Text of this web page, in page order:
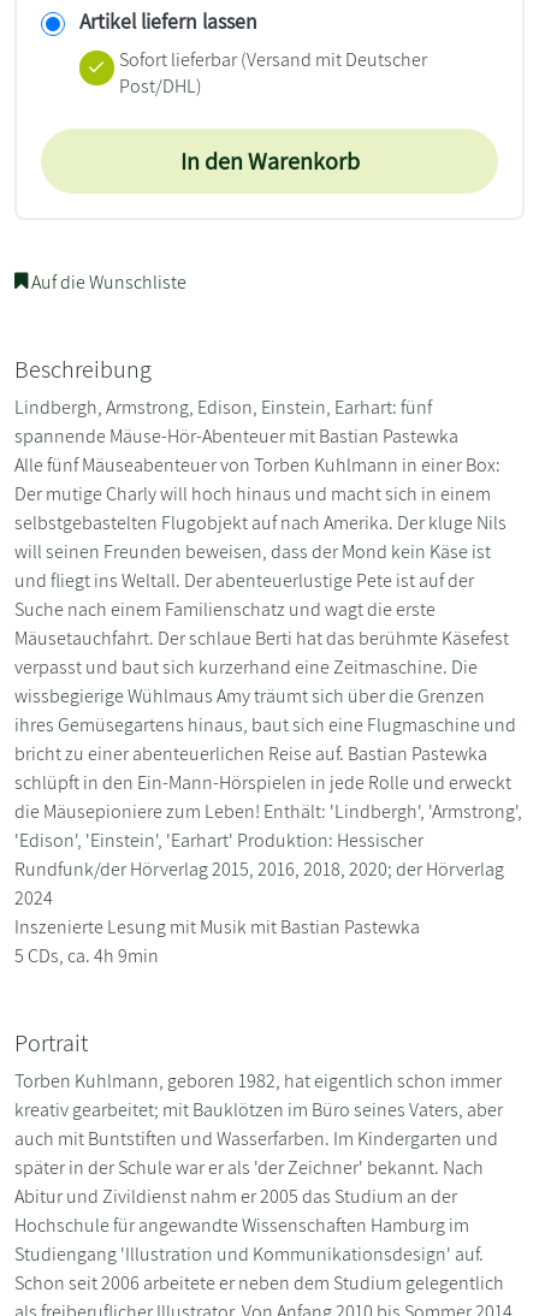
Artikel liefern lassen
Sofort lieferbar(Versand mit Deutscher
Post/DHL)
In den Warenkorb
Auf die Wunschliste
Beschreibung
Lindbergh, Armstrong, Edison, Einstein, Earhart: fünf
spannende Mäuse-Hör-Abenteuer mit Bastian Pastewka
Alle fünf Mäuseabenteuer von Torben Kuhlmann in einer Box:
Der mutige Charly will hoch hinaus und macht sich in einem
selbstgebastelten Flugobjekt auf nach Amerika. Der kluge Nils
will seinen Freunden beweisen, dass der Mond kein Käse ist
und fliegt ins Weltall. Der abenteuerlustige Pete ist auf der
Suche nach einem Familienschatz und wagt die erste
Mäusetauchfahrt. Der schlaue Berti hat das berühmte Käsefest
verpasst und baut sich kurzerhand eine Zeitmaschine. Die
wissbegierige Wühlmaus Amy träumt sich über die Grenzen
ihres Gemüsegartens hinaus, baut sich eine Flugmaschine und
bricht zu einer abenteuerlichen Reise auf. Bastian Pastewka
schlüpft in den Ein-Mann-Hörspielen in jede Rolle und erweckt
die Mäusepioniere zum Leben! Enthält: 'Lindbergh', 'Armstrong',
'Edison', 'Einstein', 'Earhart' Produktion: Hessischer
Rundfunk/der Hörverlag 2015, 2016, 2018, 2020; der Hörverlag
2024
Inszenierte Lesung mit Musik mit Bastian Pastewka
5 CDs, ca. 4h 9min
Portrait
Torben Kuhlmann, geboren 1982, hat eigentlich schon immer
kreativ gearbeitet; mit Bauklötzen im Büro seines Vaters, aber
auch mit Buntstiften und Wasserfarben. Im Kindergarten und
später in der Schule war er als 'der Zeichner' bekannt. Nach
Abitur und Zivildienst nahm er 2005 das Studium an der
Hochschule für angewandte Wissenschaften Hamburg im
Studiengang 'Illustration und Kommunikationsdesign' auf.
Schon seit 2006 arbeitete er neben dem Studium gelegentlich